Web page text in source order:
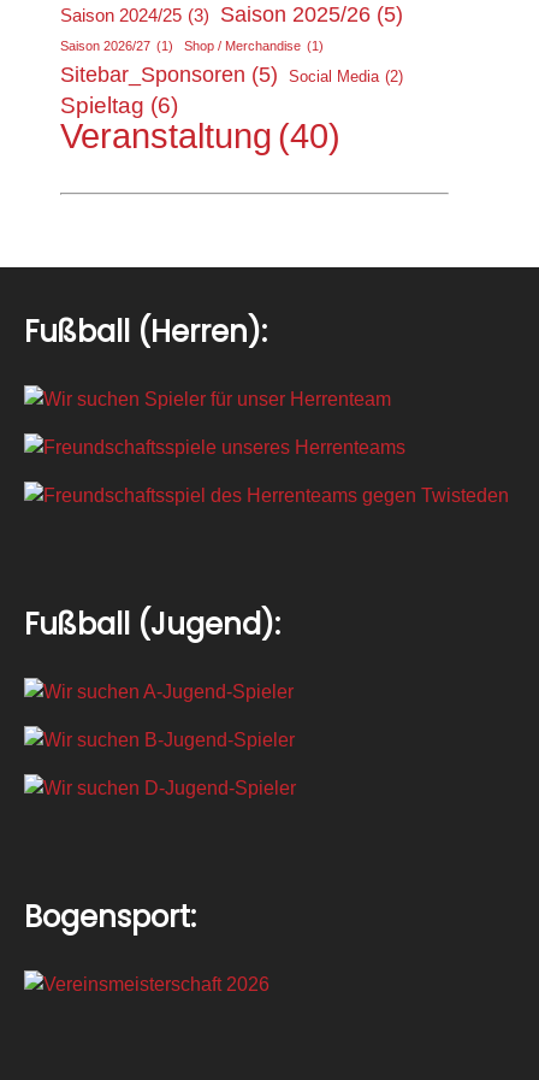
Saison 2024/25 (3) Saison 2025/26 (5)
Saison 2026/27 (1) Shop / Merchandise (1)
Sitebar_Sponsoren (5) Social Media (2)
Spieltag (6)
Veranstaltung (40)
Fußball (Herren):
Fußball (Jugend):
Bogensport: